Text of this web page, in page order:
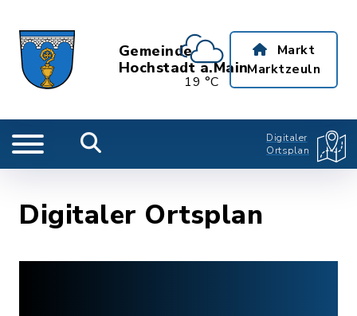
Gemeinde
Hochstadt a.Main
19 °C
Markt
Marktzeuln
Digitaler
Ortsplan
Digitaler Ortsplan